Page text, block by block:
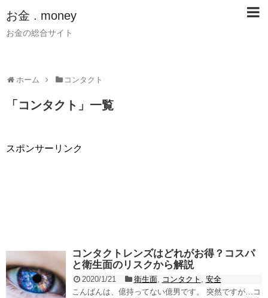
お金 . money
お金の総合サイト
ホーム コンタクト
「 コンタクト 」 一覧
スポンサーリンク
コンタクトレンズはどれがお得？コスパ
と衛生面のリスクから解説
2020/1/21 衛生面, コンタクト , 安全
こんばんは、億持ってない億男です。 突然ですが…コ